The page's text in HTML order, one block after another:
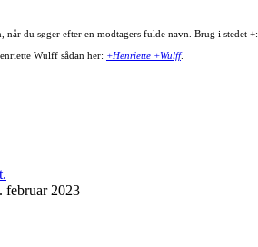
når du søger efter en modtagers fulde navn. Brug i stedet +:
Wulff sådan her: +Henriette +Wulff.
februar 2023